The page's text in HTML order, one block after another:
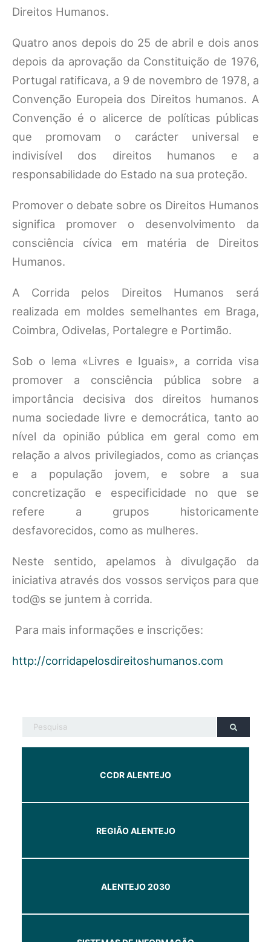
Direitos Humanos.
Quatro anos depois do 25 de abril e dois anos
depois da aprovação da Constituição de 1976,
Portugal ratificava, a 9 de novembro de 1978, a
Convenção Europeia dos Direitos humanos. A
Convenção é o alicerce de políticas públicas
que promovam o carácter universal e
indivisível dos direitos humanos e a
responsabilidade do Estado na sua proteção.
Promover o debate sobre os Direitos Humanos
significa promover o desenvolvimento da
consciência cívica em matéria de Direitos
Humanos.
A Corrida pelos Direitos Humanos será
realizada em moldes semelhantes em Braga,
Coimbra, Odivelas, Portalegre e Portimão.
Sob o lema «Livres e Iguais», a corrida visa
promover a consciência pública sobre a
importância decisiva dos direitos humanos
numa sociedade livre e democrática, tanto ao
nível da opinião pública em geral como em
relação a alvos privilegiados, como as crianças
e a população jovem, e sobre a sua
concretização e especificidade no que se
refere a grupos historicamente
desfavorecidos, como as mulheres.
Neste sentido, apelamos à divulgação da
iniciativa através dos vossos serviços para que
tod@s se juntem à corrida.
Para mais informações e inscrições:
http://corridapelosdireitoshumanos.com
CCDR ALENTEJO
REGIÃO ALENTEJO
ALENTEJO 2030